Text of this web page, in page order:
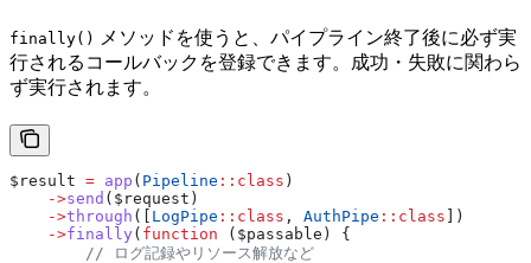
finally()
メソッドを使うと、パイプライン終了後に必ず実
行されるコールバックを登録できます。成功・失敗に関わら
ず実行されます。
$result = app ( Pipeline :: class )
    ->
send ( $request )
    ->
through ([ LogPipe :: class , AuthPipe :: class ])
    ->
finally ( function ( $passable ) {
        // ログ記録やリソース解放など